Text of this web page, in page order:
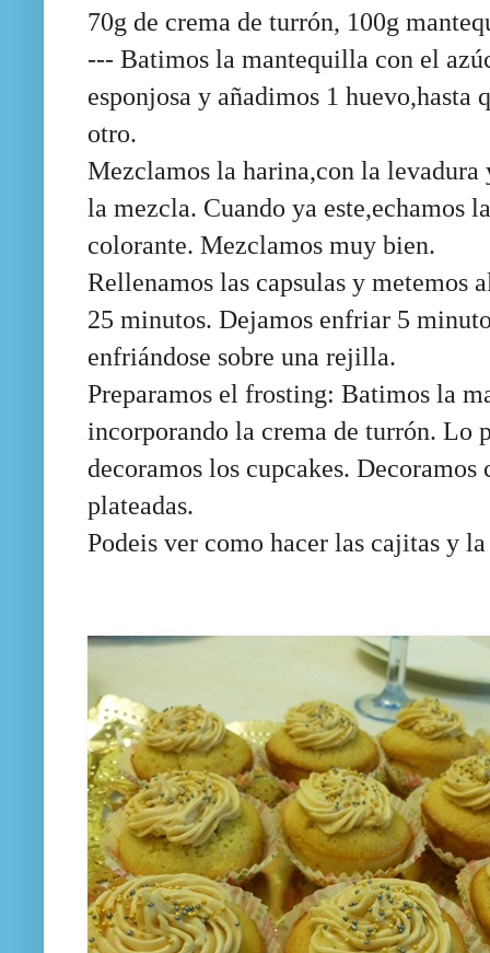
70g de crema de turrón, 100g
--- Batimos la mantequilla con el
esponjosa y añadimos 1 huevo,hasta
otro.
Mezclamos la harina,con la levadura
la mezcla. Cuando ya este,echamos
colorante. Mezclamos muy bien.
Rellenamos las capsulas y metemos
25 minutos. Dejamos enfriar 5
enfriándose sobre una rejilla.
Preparamos el frosting: Batimos la
incorporando la crema de turrón. Lo
decoramos los cupcakes. Decoramos
plateadas.
Podeis ver como hacer las cajitas y